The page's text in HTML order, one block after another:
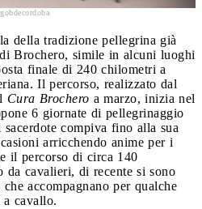
della tradizione pellegrina già
Brochero, simile in alcuni luoghi
finale di 240 chilometri a
Il percorso, realizzato dal
Cura Brochero a marzo, inizia nel
6 giornate di pellegrinaggio
compiva fino alla sua
arricchendo anime per i
il percorso di circa 140
da cavalieri, di recente si sono
accompagnano per qualche
cavallo.